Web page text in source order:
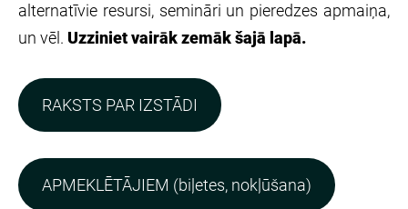
alternatīvie resursi, semināri un pieredzes apmaiņa,
un vēl. Uzziniet vairāk zemāk šajā lapā.
RAKSTS PAR IZSTĀDI
APMEKLĒTĀJIEM (biļetes, nokļūšana)